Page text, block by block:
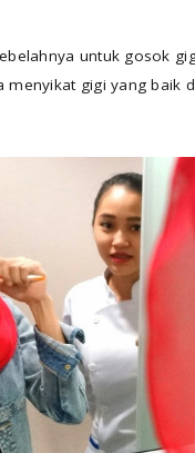
untuk gosok
menyikat gigi yang baik